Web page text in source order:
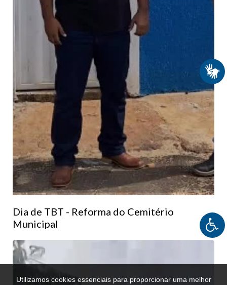
Utilizamos cookies essenciais para proporcionar uma melhor
Dia de TBT - Reforma do Cemitério
Municipal